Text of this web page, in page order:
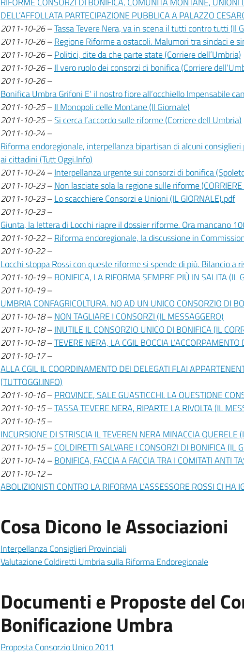
DELL’AFFOLLATA PARTECIPAZIONE PUBBLICA A PALAZZO
2011-10-26–Tassa Tevere Nera, va in scena il tutti contro tutti (Il
2011-10-26–Regione Riforme a ostacoli. Malumori tra sindaci e
2011-10-26–Politici, dite da che parte state (Corriere dell’Umbria)
2011-10-26–Il vero ruolo dei consorzi di bonifica (Corriere
2011-10-26–
Bonifica Umbra Grifoni E’ il nostro fiore all’occhiello Impensabile
2011-10-25–Il Monopoli delle Montane (Il Giornale)
2011-10-25–Si cerca l’accordo sulle riforme (Corriere dell Umbria)
2011-10-24–
Riforma endoregionale, interpellanza bipartisan di alcuni
ai cittadini (Tutt Oggi.Info)
2011-10-24–Interpellanza urgente sui consorzi di bonifica
2011-10-23–Non lasciate sola la regione sulle riforme
2011-10-23–Lo scacchiere Consorzi e Unioni (IL GIORNALE).pdf
2011-10-23–
Giunta, la lettera di Locchi riapre il dossier riforme. Ora mancano
2011-10-22–Riforma endoregionale, la discussione in
2011-10-22–
Locchi stoppa Rossi con queste riforme si spende di più. Bilancio a
2011-10-19–BONIFICA, LA RIFORMA SEMPRE PIÙ IN SALITA (IL
2011-10-19–
UMBRIA CONFAGRICOLTURA. NO AD UN UNICO CONSORZIO DI
2011-10-18–NON TAGLIARE I CONSORZI (IL MESSAGGERO)
2011-10-18–INUTILE IL CONSORZIO UNICO DI BONIFICA (IL
2011-10-18–TEVERE NERA, LA CGIL BOCCIA
2011-10-17–
ALLA CGIL IL COORDINAMENTO DEI DELEGATI FLAI
(TUTTOGGI.INFO)
2011-10-16–PROVINCE, SALE GUASTICCHI. LA QUESTIONE
2011-10-15–TASSA TEVERE NERA, RIPARTE LA RIVOLTA (IL
2011-10-15–
INCURSIONE DI STRISCIA IL TEVEREN NERA MINACCIA QUERELE
2011-10-15–COLDIRETTI SALVARE I CONSORZI DI BONIFICA (IL
2011-10-14–BONIFICA, FACCIA A FACCIA TRA I COMITATI ANTI
2011-10-12–
ABOLIZIONISTI CONTRO LA RIFORMA L’ASSESSORE ROSSI CI HA
Cosa Dicono le Associazioni
Interpellanza Consiglieri Provinciali
Valutazione Coldiretti Umbria sulla Riforma Endoregionale
Documenti e Proposte del
Bonificazione Umbra
Proposta Consorzio Unico 2011